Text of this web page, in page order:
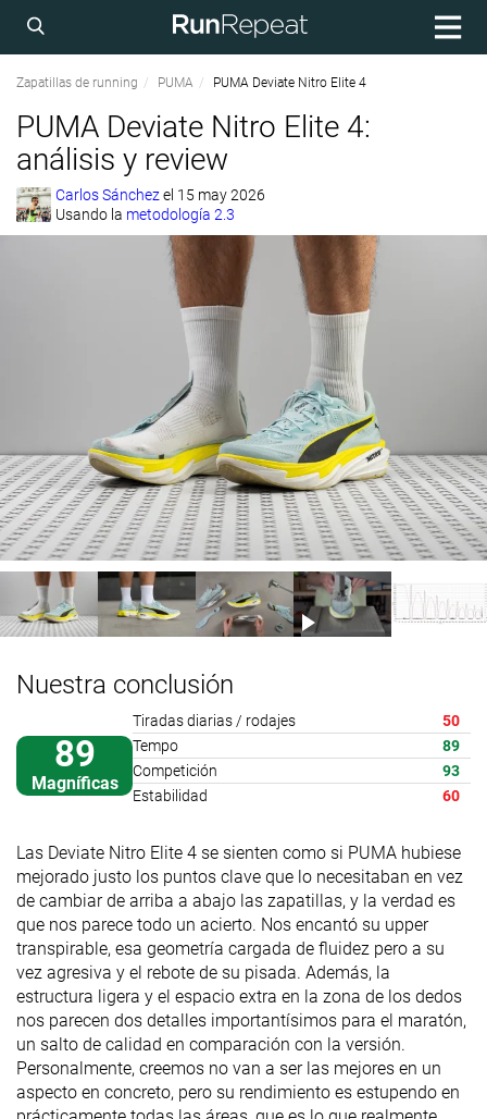
Zapatillas de running PUMA PUMA Deviate Nitro Elite 4
PUMA Deviate Nitro Elite 4:
análisis y review
Carlos Sánchezel 15 may 2026
Usando la metodología 2.3
Nuestra conclusión
89
Magníficas
Tiradas diarias / rodajes
50
Tempo
89
Competición
93
Estabilidad
60
Las Deviate Nitro Elite 4 se sienten como si PUMA hubiese
mejorado justo los puntos clave que lo necesitaban en vez
de cambiar de arriba a abajo las zapatillas, y la verdad es
que nos parece todo un acierto. Nos encantó su upper
transpirable, esa geometría cargada de fluidez pero a su
vez agresiva y el rebote de su pisada. Además, la
estructura ligera y el espacio extra en la zona de los dedos
nos parecen dos detalles importantísimos para el maratón,
un salto de calidad en comparación con la versión.
Personalmente, creemos no van a ser las mejores en un
aspecto en concreto, pero su rendimiento es estupendo en